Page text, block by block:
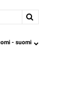
- suomi